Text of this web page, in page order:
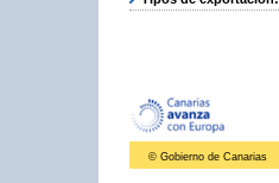
© Gobierno de Canarias